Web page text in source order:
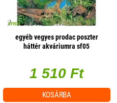
egyéb vegyes prodac poszter
háttér akváriumra sf05
1 510 Ft
KOSÁRBA